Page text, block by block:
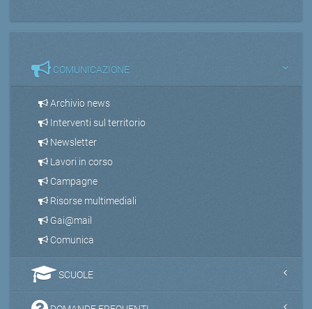
COMUNICAZIONE
Archivio news
Interventi sul territorio
Newsletter
Lavori in corso
Campagne
Risorse multimediali
Gai@mail
Comunica
SCUOLE